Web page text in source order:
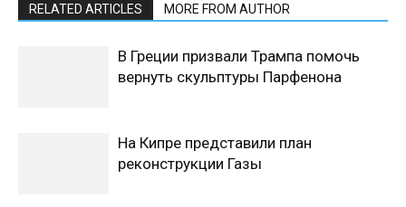
RELATED ARTICLES MORE FROM AUTHOR
В Греции призвали Трампа помочь
вернуть скульптуры Парфенона
На Кипре представили план
реконструкции Газы